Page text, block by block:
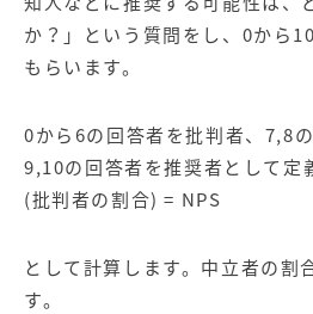
か？」という質問をし、0から
もらいます。
0から6の回答者を批判者、7,8の
9,10の回答者を推奨者として定
(批判者の割合) = NPS
として計算します。中立者の割
す。